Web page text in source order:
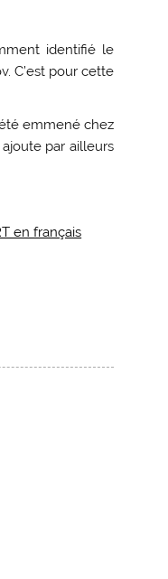
identifié le
C’est pour cette
emmené chez
par ailleurs
en français